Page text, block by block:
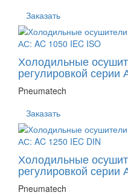
Заказать
Холодильные
регулировкой
Pneumatech
Заказать
Холодильные
регулировкой
Pneumatech